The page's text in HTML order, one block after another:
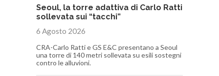
Seoul, la torre adattiva di Carlo Ratti
sollevata sui “tacchi”
6 Agosto 2026
CRA-Carlo Ratti e GS E&C presentano a Seoul
una torre di 140 metri sollevata su esili sostegni
contro le alluvioni.